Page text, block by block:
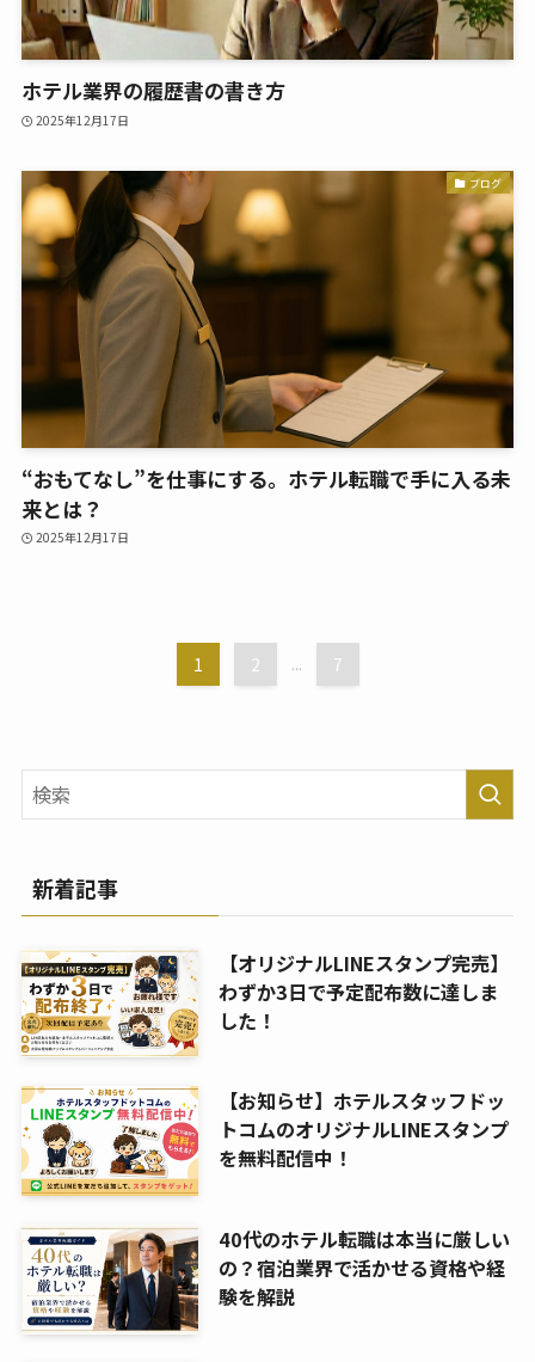
ホテル業界の履歴書の書き方
2025年12月17日
ブログ
“おもてなし”を仕事にする。ホテル転職で手に入る未
来とは？
2025年12月17日
1 2 ... 7
新着記事
【オリジナルLINEスタンプ完売】
わずか3日で予定配布数に達しま
した！
【お知らせ】ホテルスタッフドッ
トコムのオリジナルLINEスタンプ
を無料配信中！
40代のホテル転職は本当に厳しい
の？宿泊業界で活かせる資格や経
験を解説